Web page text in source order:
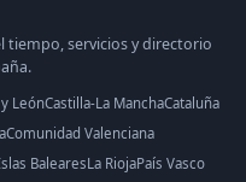
tiempo, servicios y directorio
LeónCastilla-La ManchaCataluña
Comunidad Valenciana
BalearesLa RiojaPaís Vasco